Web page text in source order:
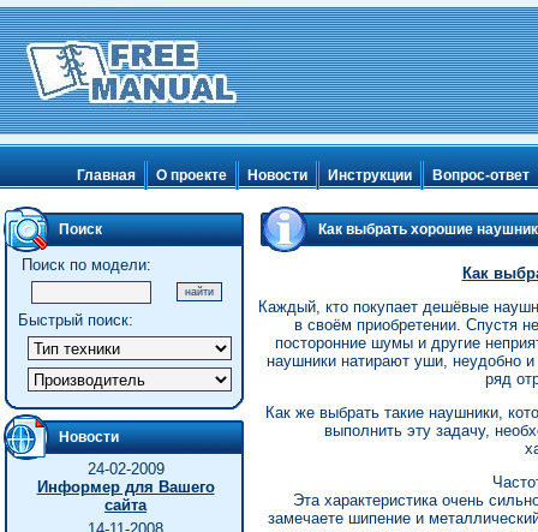
Главная О проекте Новости Инструкции Вопрос-ответ
Поиск
Поиск по модели:
Быстрый поиск:
Новости
24-02-2009
Информер для Вашего
сайта
Как выбрать хорошие
Как
Каждый, кто покупает дешёвые
в своём приобретении. Спустя
посторонние шумы и другие
наушники натирают уши, неудобно
ряд
Как же выбрать такие наушники,
выполнить эту задачу,
Эта характеристика очень
замечаете шипение и